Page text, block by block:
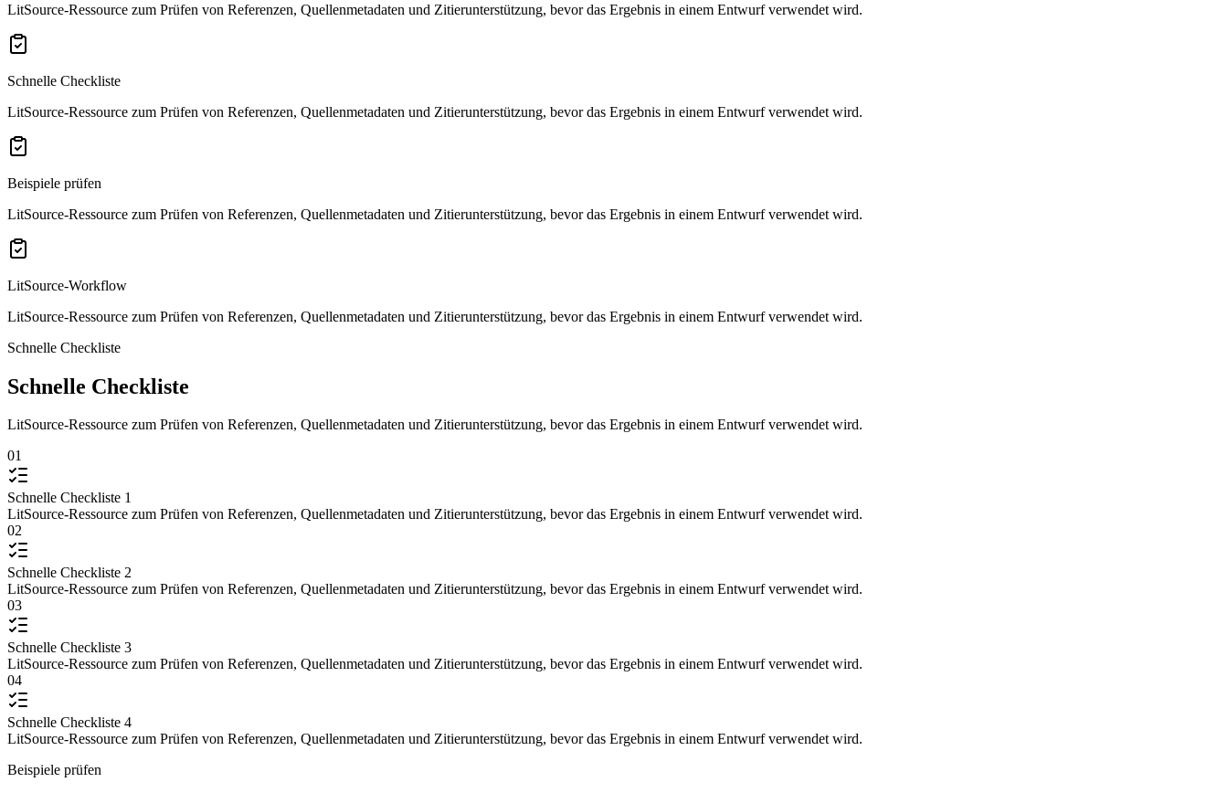
LitSource-Ressource zum Prüfen von Referenzen, Quellenmetadaten und Zitierunterstützung, bevor das Ergebnis in einem Entwurf verwendet wird.
Schnelle Checkliste
LitSource-Ressource zum Prüfen von Referenzen, Quellenmetadaten und Zitierunterstützung, bevor das Ergebnis in einem Entwurf verwendet wird.
Beispiele prüfen
LitSource-Ressource zum Prüfen von Referenzen, Quellenmetadaten und Zitierunterstützung, bevor das Ergebnis in einem Entwurf verwendet wird.
LitSource-Workflow
LitSource-Ressource zum Prüfen von Referenzen, Quellenmetadaten und Zitierunterstützung, bevor das Ergebnis in einem Entwurf verwendet wird.
Schnelle Checkliste
Schnelle Checkliste
LitSource-Ressource zum Prüfen von Referenzen, Quellenmetadaten und Zitierunterstützung, bevor das Ergebnis in einem Entwurf verwendet wird.
01
Schnelle Checkliste 1
LitSource-Ressource zum Prüfen von Referenzen, Quellenmetadaten und Zitierunterstützung, bevor das Ergebnis in einem Entwurf verwendet wird.
02
Schnelle Checkliste 2
LitSource-Ressource zum Prüfen von Referenzen, Quellenmetadaten und Zitierunterstützung, bevor das Ergebnis in einem Entwurf verwendet wird.
03
Schnelle Checkliste 3
LitSource-Ressource zum Prüfen von Referenzen, Quellenmetadaten und Zitierunterstützung, bevor das Ergebnis in einem Entwurf verwendet wird.
04
Schnelle Checkliste 4
LitSource-Ressource zum Prüfen von Referenzen, Quellenmetadaten und Zitierunterstützung, bevor das Ergebnis in einem Entwurf verwendet wird.
Beispiele prüfen